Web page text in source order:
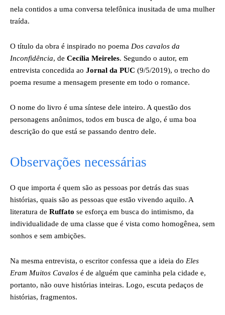
nela contidos a uma conversa telefônica inusitada de uma mulher
traída.
O título da obra é inspirado no poema Dos cavalos da
Inconfidência, de Cecília Meireles. Segundo o autor, em
entrevista concedida ao Jornal da PUC (9/5/2019), o trecho do
poema resume a mensagem presente em todo o romance.
O nome do livro é uma síntese dele inteiro. A questão dos
personagens anônimos, todos em busca de algo, é uma boa
descrição do que está se passando dentro dele.
Observações necessárias
O que importa é quem são as pessoas por detrás das suas
histórias, quais são as pessoas que estão vivendo aquilo. A
literatura de Ruffato se esforça em busca do intimismo, da
individualidade de uma classe que é vista como homogênea, sem
sonhos e sem ambições.
Na mesma entrevista, o escritor confessa que a ideia do Eles
Eram Muitos Cavalos é de alguém que caminha pela cidade e,
portanto, não ouve histórias inteiras. Logo, escuta pedaços de
histórias, fragmentos.